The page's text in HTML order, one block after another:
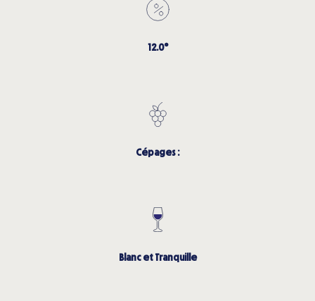
12.0°
Cépages :
Blanc et Tranquille